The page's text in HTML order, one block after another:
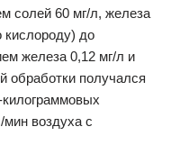
солей 60 мг/л, железа
кислороду) до
железа 0,12 мг/л и
обработки получался
воздуха с